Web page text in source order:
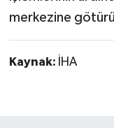
merkezine
Kaynak: İHA